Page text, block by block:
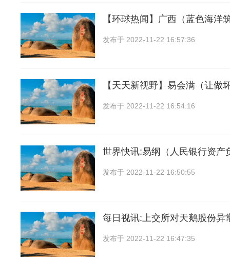
【环球热闻】广西（蓝色海洋
发布于 2022-11-22 16:57:36
【天天新视野】易会满（让做
发布于 2022-11-22 16:54:16
世界快讯:易纲（人民银行资产
发布于 2022-11-22 16:50:55
每日视讯:上交所对天鹅股份异
发布于 2022-11-22 16:47:35